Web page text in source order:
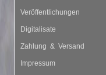
Veröffentlichungen
Digitalisate
Zahlung & Versand
Impressum